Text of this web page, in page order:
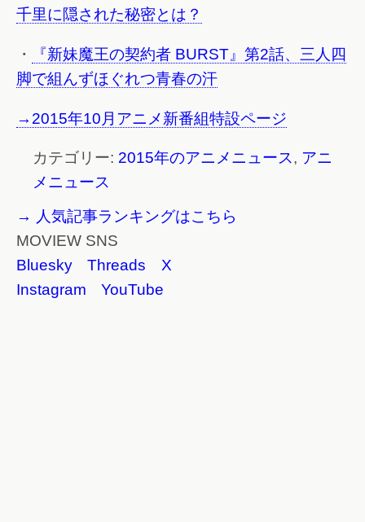
千里に隠された秘密とは？
・
『新妹魔王の契約者 BURST』第2話、三人四
脚で組んずほぐれつ青春の汗
→2015年10月アニメ新番組特設ページ
カテゴリー: 2015年のアニメニュース, アニ
メニュース
→ 人気記事ランキングはこちら
MOVIEW SNS
Bluesky
Threads
X
Instagram
YouTube